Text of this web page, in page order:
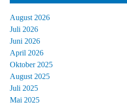
August 2026
Juli 2026
Juni 2026
April 2026
Oktober 2025
August 2025
Juli 2025
Mai 2025